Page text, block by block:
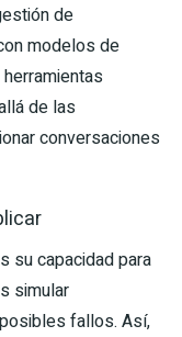
de
modelos de
de las
conversaciones
su capacidad para
simular
fallos. Así,